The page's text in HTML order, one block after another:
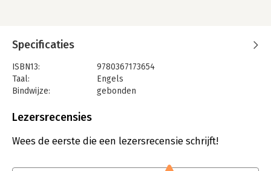
Specificaties
ISBN13:
9780367173654
Taal:
Engels
Bindwijze:
gebonden
Uitgever:
Routledge Studies in Liberty and Security
Lezersrecensies
Wees de eerste die een lezersrecensie schrijft!